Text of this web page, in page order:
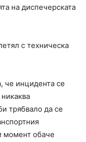
на диспечерската
с техническа
че инцидента се
трябвало да се
момент обаче